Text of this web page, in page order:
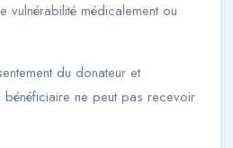
vulnérabilité médicalement ou
du donateur et
bénéficiaire ne peut pas recevoir